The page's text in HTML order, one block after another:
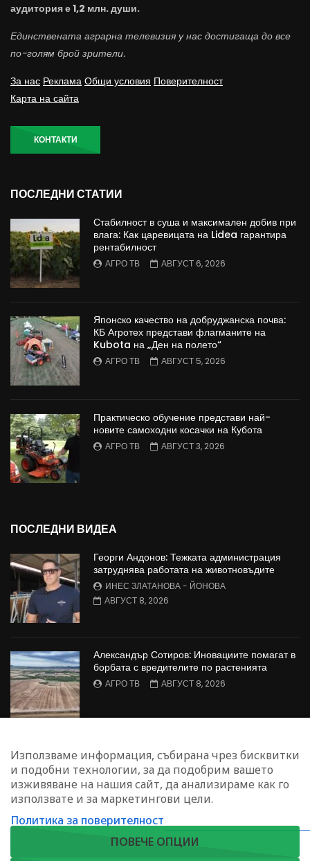
аудитория е 1,2 млн. души.
Единствената аграрна телевизия у нас достигаща до все
по-голям брой зрители.
За нас Реклама Общи условия Поверителност
Карта на сайта
КОНТАКТИ
ПОСЛЕДНИ СТАТИИ
Стабилност в суша и максимален добив при
влага: Как царевицата на Lidea гарантира
рентабилност
АГРО ТВ АВГУСТ 6, 2026
Японско качество на добруджанска почва:
КБ Агротех представи флагманите на
Kubota на „Ден на полето“
АГРО ТВ АВГУСТ 5, 2026
Практическо обучение представи най-
новите самоходни косачки на Кубота
АГРО ТВ АВГУСТ 3, 2026
ПОСЛЕДНИ ВИДЕА
Георги Андонов: Тежката администрация
затруднява работата на животновъдите
ИНЕС ЗЛАТАНОВА - ЙОНОВА
АВГУСТ 8, 2026
Александър Сотиров: Иновациите помагат в
борбата с вредителите по растенията
АГРО ТВ АВГУСТ 8, 2026
МАЛИНОПРОИЗВОДСТВО: Недостиг на
работна ръка в сектора
БОЖИДАР КАПИТАНСКИ АВГУСТ 8, 2026
Използваме информация, събирана чрез бисквитки
и подобни технологии, за да подобрим вашето
изживяване на нашия сайт, да анализираме как го
използвате и за маркетингови цели.
Политика за поверителност
ПОВЕЧЕ ОПЦИИ
ЗАПИШЕТЕ СЕ ЗА НАШИЯ БЮЛЕТИН